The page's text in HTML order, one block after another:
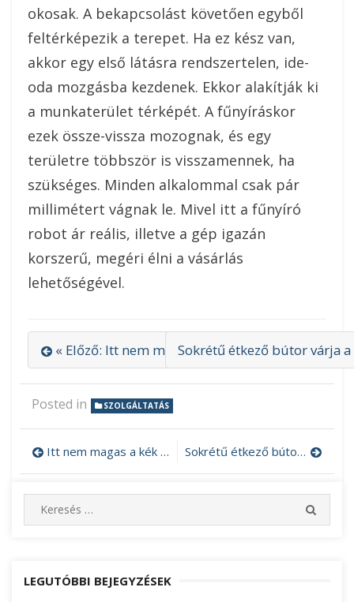
okosak. A bekapcsolást követően egyből
feltérképezik a terepet. Ha ez kész van,
akkor egy első látásra rendszertelen, ide-
oda mozgásba kezdenek. Ekkor alakítják ki
a munkaterület térképét. A fűnyíráskor
ezek össze-vissza mozognak, és egy
területre többször is visszamennek, ha
szükséges. Minden alkalommal csak pár
millimétert vágnak le. Mivel itt a fűnyíró
robot ár reális, illetve a gép igazán
korszerű, megéri élni a vásárlás
lehetőségével.
« Előző: Itt nem magas a kék gyémánt ára
Sokrétű étkező bútor várja
Posted in SZOLGÁLTATÁS
Bejegyzés
navigáció
Itt nem magas a kék gyémánt ára Sokrétű étkező bútor várja a vásárlókat
e
c
E
LEGUTÓBBI BEJEGYZÉSEK